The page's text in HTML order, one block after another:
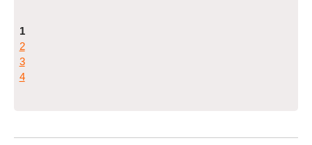
1
2
3
4